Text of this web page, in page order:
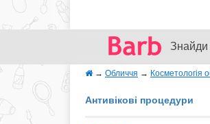
Знайди
→ Обличчя → Косметологія
Антивікові процедури